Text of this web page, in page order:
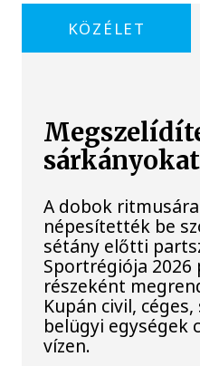
KÖZÉLET
sárkányokat
A dobok
népesítették be
sétány előtti
Sportrégiója
részeként
Kupán civil,
belügyi egységek
vízen.